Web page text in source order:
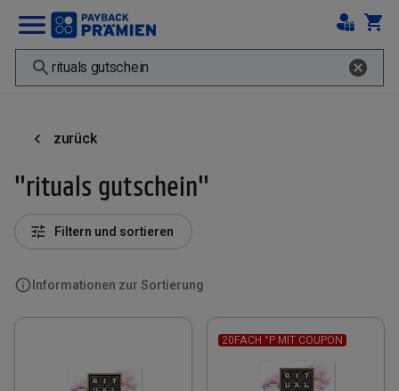
zurück
"rituals gutschein"
Informationen zur Sortierung
Filtern und sortieren
20FACH °P MIT COUPON